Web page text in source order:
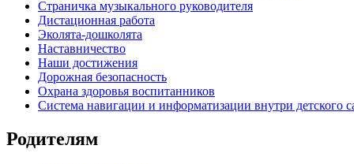
Страничка музыкального руководителя
Дистационная работа
Эколята-дошколята
Наставничество
Наши достижения
Дорожная безопасность
Охрана здоровья воспитанников
Система навигации и информатизации внутри детского
Родителям